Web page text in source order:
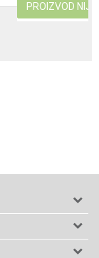
PROIZVOD